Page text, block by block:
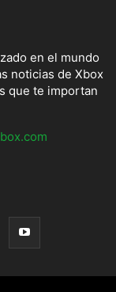
en el mundo
noticias de Xbox
que te importan